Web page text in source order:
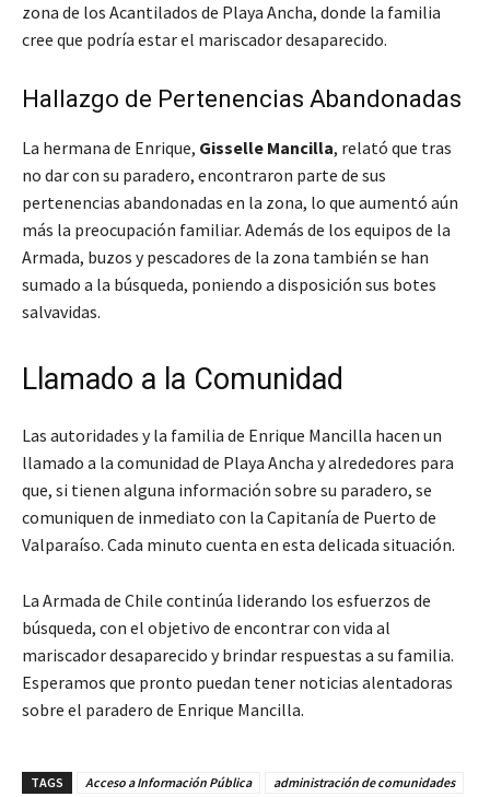
zona de los Acantilados de Playa Ancha, donde la familia
cree que podría estar el mariscador desaparecido.
Hallazgo de Pertenencias Abandonadas
La hermana de Enrique, Gisselle Mancilla, relató que tras
no dar con su paradero, encontraron parte de sus
pertenencias abandonadas en la zona, lo que aumentó aún
más la preocupación familiar. Además de los equipos de la
Armada, buzos y pescadores de la zona también se han
sumado a la búsqueda, poniendo a disposición sus botes
salvavidas.
Llamado a la Comunidad
Las autoridades y la familia de Enrique Mancilla hacen un
llamado a la comunidad de Playa Ancha y alrededores para
que, si tienen alguna información sobre su paradero, se
comuniquen de inmediato con la Capitanía de Puerto de
Valparaíso. Cada minuto cuenta en esta delicada situación.
La Armada de Chile continúa liderando los esfuerzos de
búsqueda, con el objetivo de encontrar con vida al
mariscador desaparecido y brindar respuestas a su familia.
Esperamos que pronto puedan tener noticias alentadoras
sobre el paradero de Enrique Mancilla.
TAGS Acceso a Información Pública administración de comunidades